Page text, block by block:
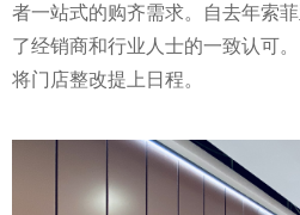
者一站式的购齐需求。自去年索
了经销商和行业人士的一致认可
将门店整改提上日程。